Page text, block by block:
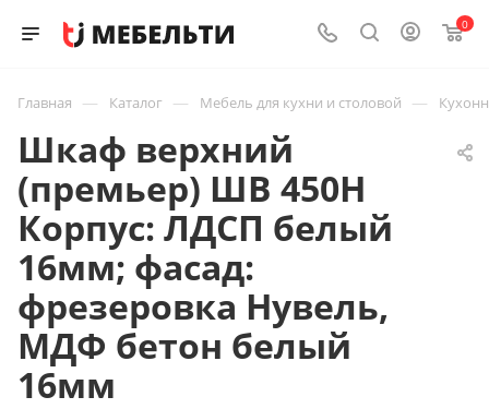
0
Главная — Каталог — Мебель для кухни и столовой —
Шкаф верхний
(премьер) ШВ 450Н
Корпус: ЛДСП белый
16мм; фасад:
фрезеровка Нувель,
МДФ бетон белый
16мм